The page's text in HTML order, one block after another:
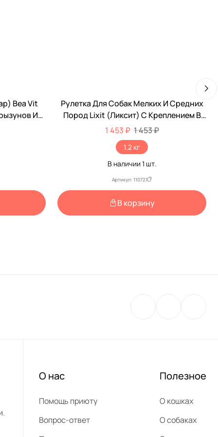
Bea Vit
И
Рулетка Для Собак Мелких И Средних
Пород Lixit (Ликсит) С Креплением В
Грунт От 11,4 До 36,3кг 6,1м
Металлический Трос 8401
1 453 ₽ 1 453 ₽
1.2 кг
В наличии 1 шт.
Артикул: 110721
В корзину
О нас
Помощь приюту
Вопрос-ответ
Полезное
О кошках
О собаках